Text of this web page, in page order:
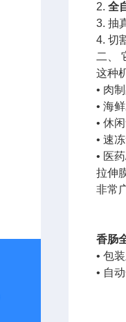
2. 全
3. 抽
4. 切
二、
这种
• 肉
• 海
• 休
• 速
• 医
拉伸
非常
香肠
• 包
• 自